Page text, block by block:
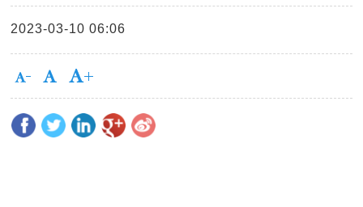
2023-03-10 06:06